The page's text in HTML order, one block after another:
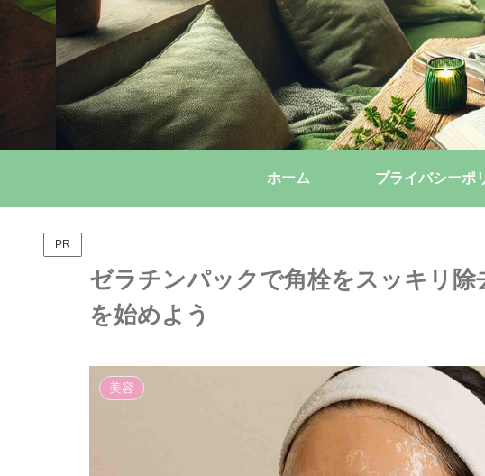
ホーム プライバシーポ
PR
ゼラチンパックで角栓をスッキリ除
を始めよう
美容